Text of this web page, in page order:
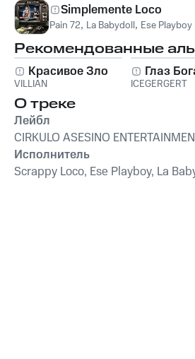
Simplemente Loco
Pain 72, La Babydoll, Ese Playboy
Рекомендованные
Красивое Зло
VILLIAN
Глаз
ICEGERGERT
О треке
Лейбл
CIRKULO ASESINO
Исполнитель
Scrappy Loco, Ese Playboy, La